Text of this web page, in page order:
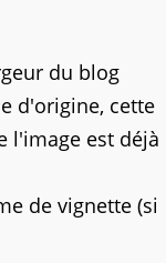
du blog
d'origine, cette
l'image est déjà
de vignette (si